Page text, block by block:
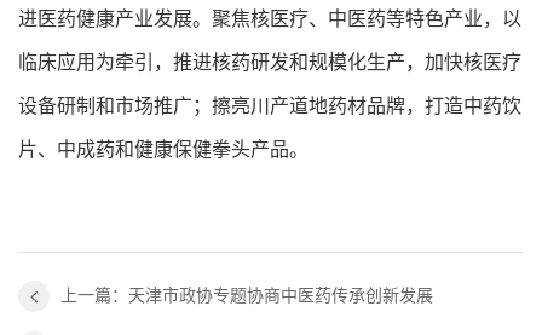
进医药健康产业发展。聚焦核医疗、中医药等特色产业，以
临床应用为牵引，推进核药研发和规模化生产，加快核医疗
设备研制和市场推广；擦亮川产道地药材品牌，打造中药饮
片、中成药和健康保健拳头产品。
上一篇：天津市政协专题协商中医药传承创新发展